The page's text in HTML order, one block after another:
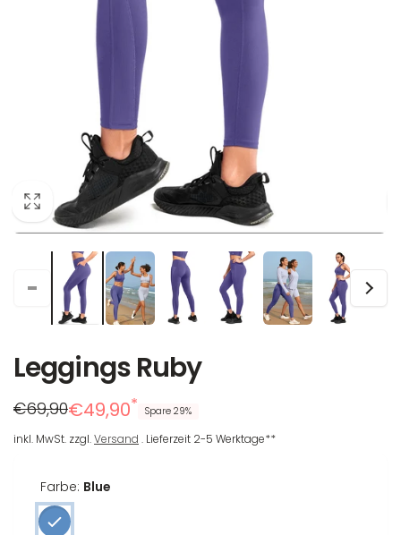
Leggings Ruby
Regulärer
Preis
€69,90
Reduzierter
Preis
€49,90* Spare 29%
inkl. MwSt. zzgl.Versand . Lieferzeit 2-5 Werktage**
Farbe: Blue